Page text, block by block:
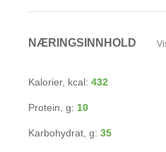
NÆRINGSINNHOLD
Kalorier, kcal: 432
Protein, g: 10
Karbohydrat, g: 35